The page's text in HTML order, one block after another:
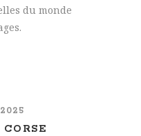
du monde